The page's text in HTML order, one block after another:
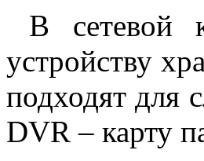
В сетевой
устройству
подходят для
DVR – карту